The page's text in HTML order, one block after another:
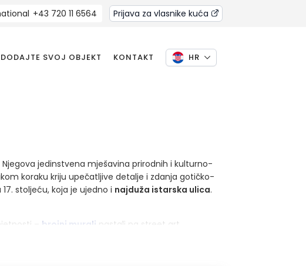
+43 720 11 6564 Prijava za vlasnike kuća
DODAJTE SVOJ OBJEKT KONTAKT HR
jedinstvena mješavina prirodnih i kulturno-
koraku kriju upečatljive detalje i zdanja gotičko-
stoljeću, koja je ujedno i najduža istarska ulica.
– brojni murali nastali na street art
više o značenju ovih tradicionalnih pastirskih